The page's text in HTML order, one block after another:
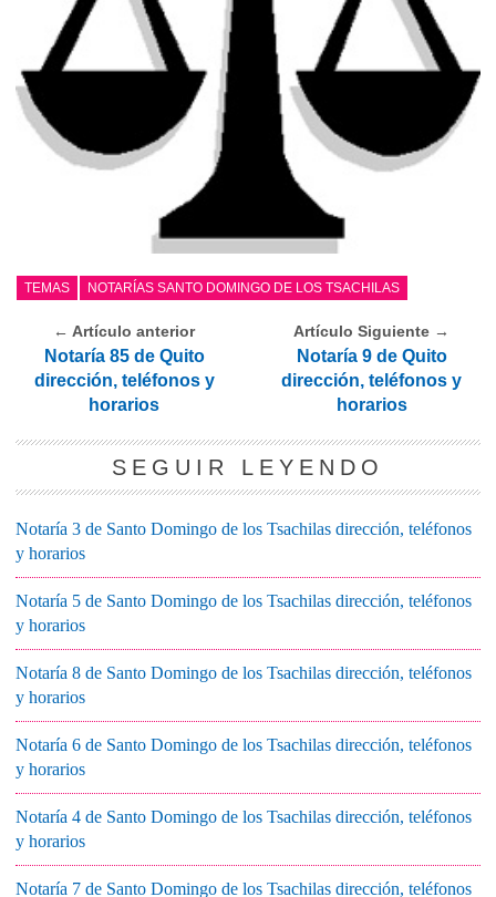
TEMAS NOTARÍAS SANTO DOMINGO DE LOS TSACHILAS
← Artículo anterior
Notaría 85 de Quito
dirección, teléfonos y
horarios
Artículo Siguiente →
Notaría 9 de Quito
dirección, teléfonos y
horarios
SEGUIR LEYENDO
Notaría 3 de Santo Domingo de los Tsachilas dirección, teléfonos
y horarios
Notaría 5 de Santo Domingo de los Tsachilas dirección, teléfonos
y horarios
Notaría 8 de Santo Domingo de los Tsachilas dirección, teléfonos
y horarios
Notaría 6 de Santo Domingo de los Tsachilas dirección, teléfonos
y horarios
Notaría 4 de Santo Domingo de los Tsachilas dirección, teléfonos
y horarios
Notaría 7 de Santo Domingo de los Tsachilas dirección, teléfonos